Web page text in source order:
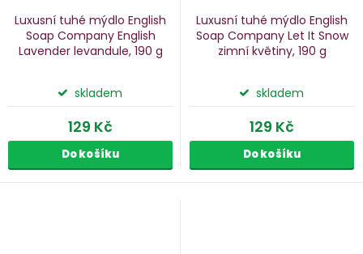
Luxusní tuhé mýdlo English
Soap Company English
Lavender levandule, 190 g
skladem
129 Kč
Do košíku
Luxusní tuhé mýdlo English
Soap Company Let It Snow
zimní květiny, 190 g
skladem
129 Kč
Do košíku